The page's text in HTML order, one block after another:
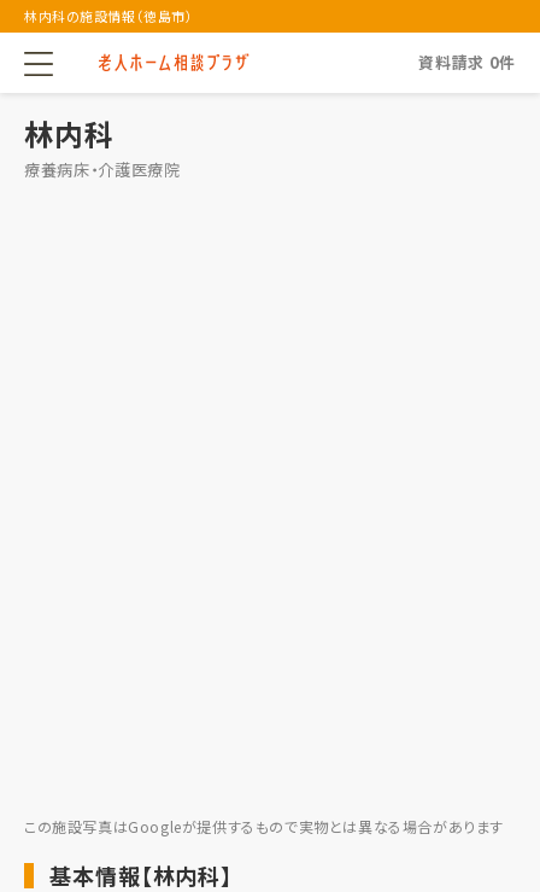
林内科の施設情報（徳島市）
資料請求 0件
林内科
療養病床・介護医療院
この施設写真はGoogleが提供するもので実物とは異なる場合があります
基本情報【林内科】